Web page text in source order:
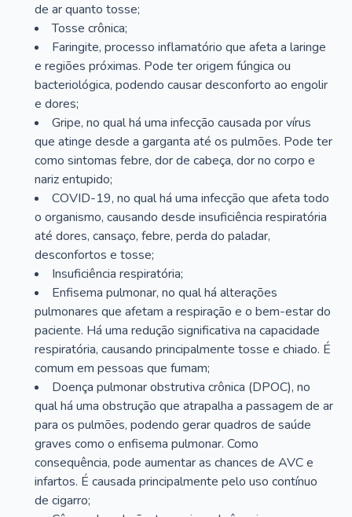
de ar quanto tosse;
Tosse crônica;
Faringite, processo inflamatório que afeta a laringe
e regiões próximas. Pode ter origem fúngica ou
bacteriológica, podendo causar desconforto ao engolir
e dores;
Gripe, no qual há uma infecção causada por vírus
que atinge desde a garganta até os pulmões. Pode ter
como sintomas febre, dor de cabeça, dor no corpo e
nariz entupido;
COVID-19, no qual há uma infecção que afeta todo
o organismo, causando desde insuficiência respiratória
até dores, cansaço, febre, perda do paladar,
desconfortos e tosse;
Insuficiência respiratória;
Enfisema pulmonar, no qual há alterações
pulmonares que afetam a respiração e o bem-estar do
paciente. Há uma redução significativa na capacidade
respiratória, causando principalmente tosse e chiado. É
comum em pessoas que fumam;
Doença pulmonar obstrutiva crônica (DPOC), no
qual há uma obstrução que atrapalha a passagem de ar
para os pulmões, podendo gerar quadros de saúde
graves como o enfisema pulmonar. Como
consequência, pode aumentar as chances de AVC e
infartos. É causada principalmente pelo uso contínuo
de cigarro;